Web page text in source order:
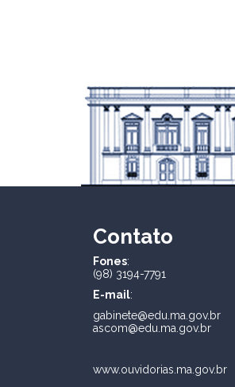
Contato
Fones:
(98) 3194-7791
E-mail:
gabinete@edu.ma.gov.br
ascom@edu.ma.gov.br
www.ouvidorias.ma.gov.br